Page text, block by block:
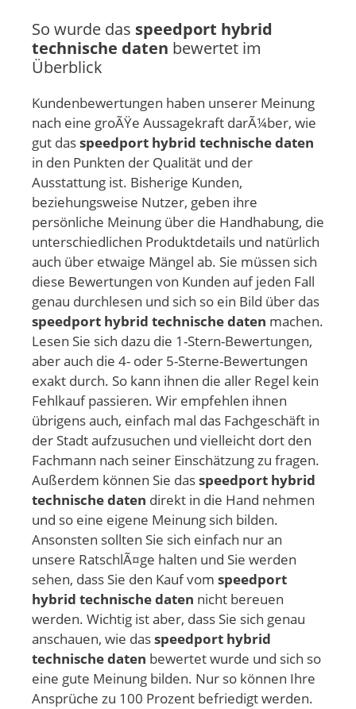
So wurde das speedport hybrid
technische daten bewertet im
Überblick
Kundenbewertungen haben unserer Meinung
nach eine groÃŸe Aussagekraft darÃ¼ber, wie
gut dasspeedport hybrid technische daten
in den Punkten der Qualität und der
Ausstattung ist. Bisherige Kunden,
beziehungsweise Nutzer, geben ihre
persönliche Meinung über die Handhabung, die
unterschiedlichen Produktdetails und natürlich
auch über etwaige Mängel ab. Sie müssen sich
diese Bewertungen von Kunden auf jeden Fall
genau durchlesen und sich so ein Bild über das
speedport hybrid technische daten machen.
Lesen Sie sich dazu die 1-Stern-Bewertungen,
aber auch die 4- oder 5-Sterne-Bewertungen
exakt durch. So kann ihnen die aller Regel kein
Fehlkauf passieren. Wir empfehlen ihnen
übrigens auch, einfach mal das Fachgeschäft in
der Stadt aufzusuchen und vielleicht dort den
Fachmann nach seiner Einschätzung zu fragen.
Außerdem können Sie dasspeedport hybrid
technische daten direkt in die Hand nehmen
und so eine eigene Meinung sich bilden.
Ansonsten sollten Sie sich einfach nur an
unsere RatschlÃ¤ge halten und Sie werden
sehen, dass Sie den Kauf vom speedport
hybrid technische daten nicht bereuen
werden. Wichtig ist aber, dass Sie sich genau
anschauen, wie dasspeedport hybrid
technische daten bewertet wurde und sich so
eine gute Meinung bilden. Nur so können Ihre
Ansprüche zu 100 Prozent befriedigt werden.